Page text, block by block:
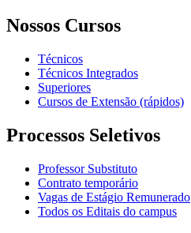
Nossos Cursos
Técnicos
Técnicos Integrados
Superiores
Cursos de Extensão (rápidos)
Processos Seletivos
Professor Substituto
Contrato temporário
Vagas de Estágio Remunerado
Todos os Editais do campus